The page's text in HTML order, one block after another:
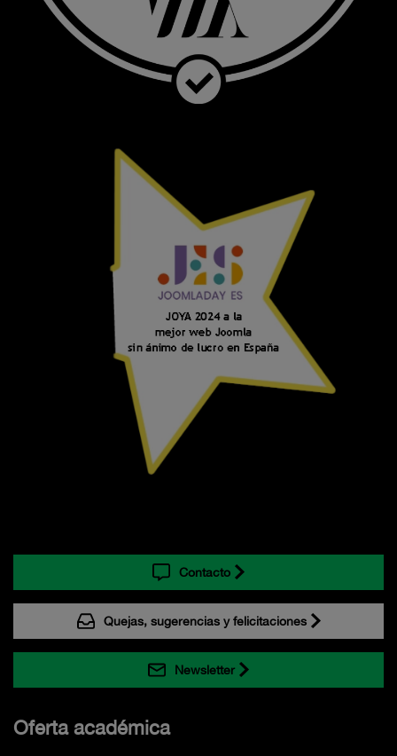
Contacto
Quejas, sugerencias y felicitaciones
Newsletter
Oferta académica